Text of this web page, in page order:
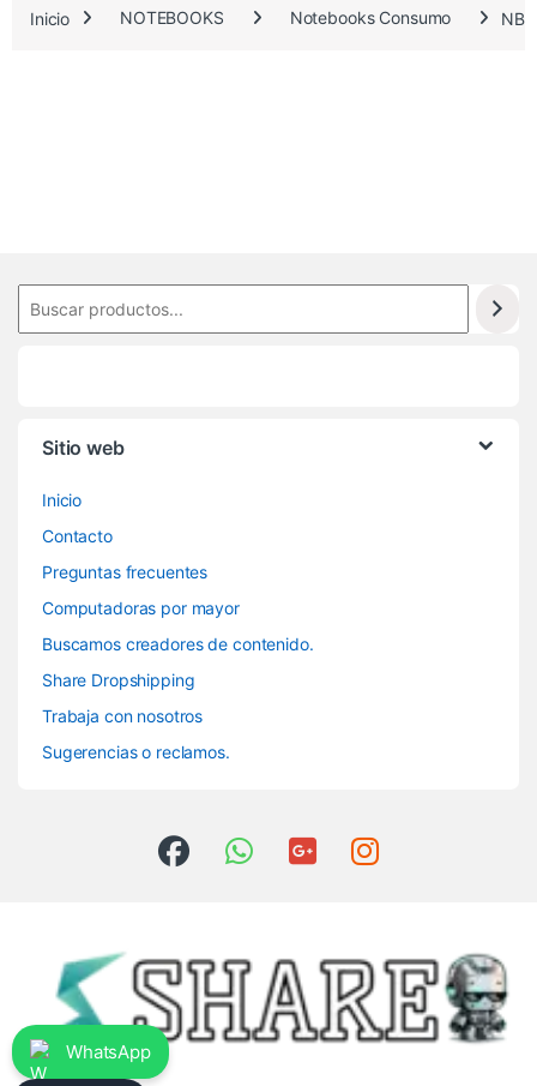
2
2
Inicio NOTEBOOKS Notebooks Consumo NB
Sitio web
Inicio
Contacto
Preguntas frecuentes
Computadoras por mayor
Buscamos creadores de contenido.
Share Dropshipping
Trabaja con nosotros
Sugerencias o reclamos.
WhatsApp